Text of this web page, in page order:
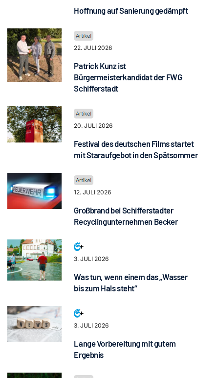
Hoffnung auf Sanierung gedämpft
22. JULI 2026
Patrick Kunz ist
Bürgermeisterkandidat der FWG
Schifferstadt
20. JULI 2026
Festival des deutschen Films startet
mit Staraufgebot in den Spätsommer
12. JULI 2026
Großbrand bei Schifferstadter
Recyclingunternehmen Becker
3. JULI 2026
Was tun, wenn einem das „Wasser
bis zum Hals steht“
3. JULI 2026
Lange Vorbereitung mit gutem
Ergebnis